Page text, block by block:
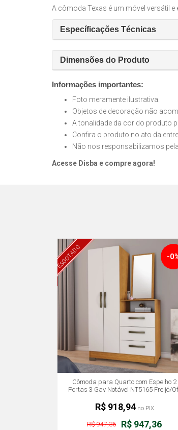
A cômoda Texas é um móvel versátil
Específicações Técnicas
Dimensões do Produto
Informações importantes:
Foto meramente ilustrativa.
Objetos de decoração não
A tonalidade da cor do produto
Confira o produto no ato da
Não nos responsabilizamos
Acesse Disba e compre agora!
ESGOTADO
Cômoda para Quarto com Espelho 2
Portas 3 Gav Notável NT5165 Freijó/
-
R$ 947,36
R$ 947,36
R$ 918,94no PIX